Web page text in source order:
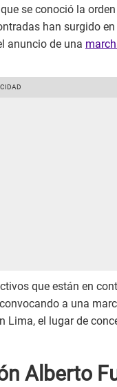
que se conoció la
han surgido
anuncio de una
que están en
a una
Lima, el lugar de
Alberto